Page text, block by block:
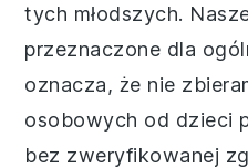
tych młodszych.
przeznaczone dla
oznacza, że nie
osobowych od dzieci
bez zweryfikowanej